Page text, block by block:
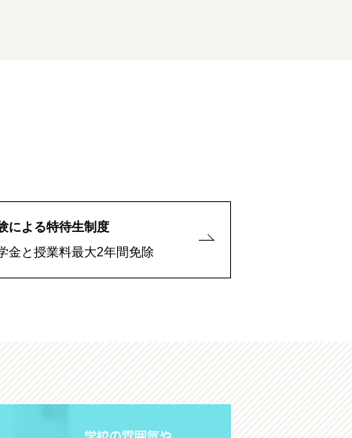
による特待生制度
金と授業料最大2年間免除